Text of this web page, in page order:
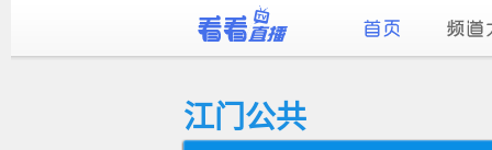
江门公共